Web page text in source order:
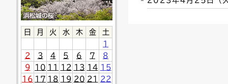
連絡ごみ
ユニバーサルデザイン
日 月 火 水 木 金
土
1
2
3 4 5 6 7
8
9
10 11 12 13 14 15
16 17 18 19 20 21
22